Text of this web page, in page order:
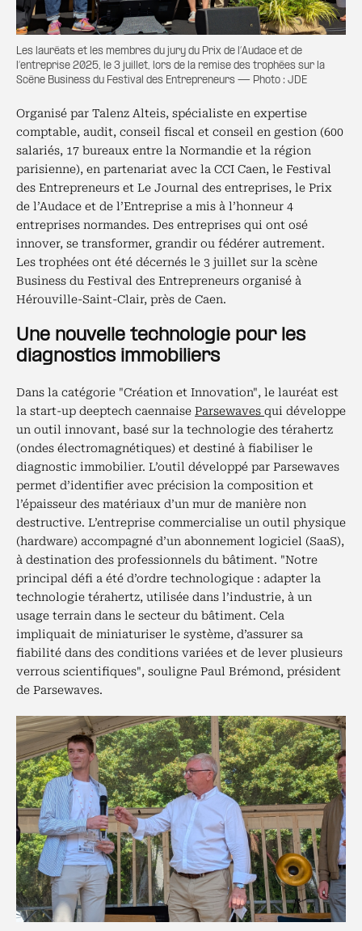
Les lauréats et les membres du jury du Prix de l’Audace et de
l’entreprise 2025, le 3 juillet, lors de la remise des trophées sur la
Scène Business du Festival des Entrepreneurs — Photo : JDE
Organisé par Talenz Alteis, spécialiste en expertise
comptable, audit, conseil fiscal et conseil en gestion (600
salariés, 17 bureaux entre la Normandie et la région
parisienne), en partenariat avec la CCI Caen, le Festival
des Entrepreneurs et Le Journal des entreprises, le Prix
de l’Audace et de l’Entreprise a mis à l’honneur 4
entreprises normandes. Des entreprises qui ont osé
innover, se transformer, grandir ou fédérer autrement.
Les trophées ont été décernés le 3 juillet sur la scène
Business du Festival des Entrepreneurs organisé à
Hérouville-Saint-Clair, près de Caen.
Une nouvelle technologie pour les
diagnostics immobiliers
Dans la catégorie "Création et Innovation", le lauréat est
la start-up deeptech caennaise Parsewaves qui développe
un outil innovant, basé sur la technologie des térahertz
(ondes électromagnétiques) et destiné à fiabiliser le
diagnostic immobilier. L’outil développé par Parsewaves
permet d’identifier avec précision la composition et
l’épaisseur des matériaux d’un mur de manière non
destructive. L’entreprise commercialise un outil physique
(hardware) accompagné d’un abonnement logiciel (SaaS),
à destination des professionnels du bâtiment. "Notre
principal défi a été d’ordre technologique : adapter la
technologie térahertz, utilisée dans l’industrie, à un
usage terrain dans le secteur du bâtiment. Cela
impliquait de miniaturiser le système, d’assurer sa
fiabilité dans des conditions variées et de lever plusieurs
verrous scientifiques", souligne Paul Brémond, président
de Parsewaves.